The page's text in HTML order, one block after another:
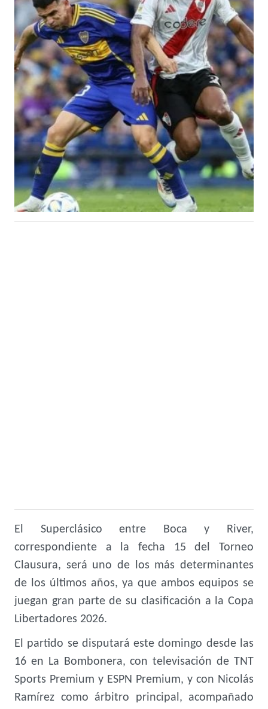
El Superclásico entre Boca y River,
correspondiente a la fecha 15 del Torneo
Clausura, será uno de los más determinantes
de los últimos años, ya que ambos equipos se
juegan gran parte de su clasificación a la Copa
Libertadores 2026.
El partido se disputará este domingo desde las
16 en La Bombonera, con televisación de TNT
Sports Premium y ESPN Premium, y con Nicolás
Ramírez como árbitro principal, acompañado